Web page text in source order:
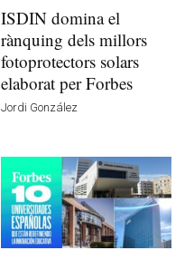
ISDIN domina el
rànquing dels millors
fotoprotectors solars
elaborat per Forbes
Jordi González